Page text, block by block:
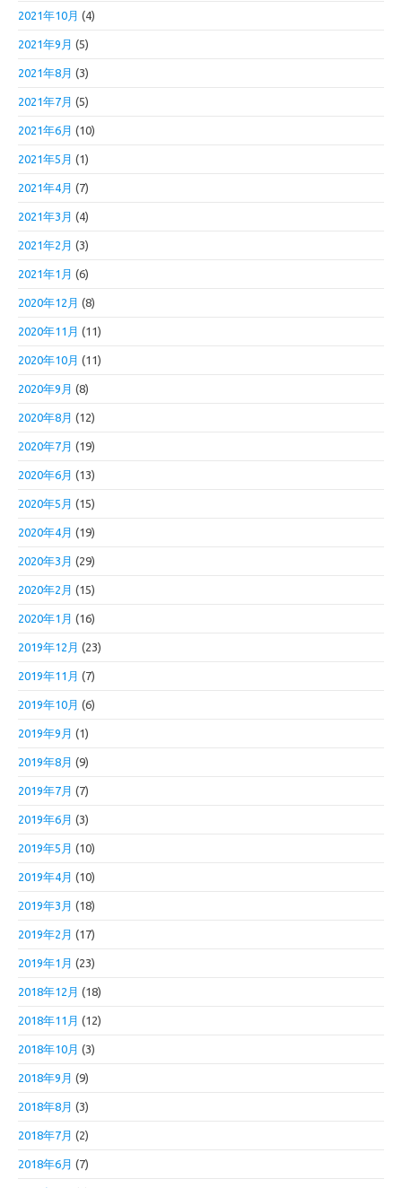
2021年10月 (4)
2021年9月 (5)
2021年8月 (3)
2021年7月 (5)
2021年6月 (10)
2021年5月 (1)
2021年4月 (7)
2021年3月 (4)
2021年2月 (3)
2021年1月 (6)
2020年12月 (8)
2020年11月 (11)
2020年10月 (11)
2020年9月 (8)
2020年8月 (12)
2020年7月 (19)
2020年6月 (13)
2020年5月 (15)
2020年4月 (19)
2020年3月 (29)
2020年2月 (15)
2020年1月 (16)
2019年12月 (23)
2019年11月 (7)
2019年10月 (6)
2019年9月 (1)
2019年8月 (9)
2019年7月 (7)
2019年6月 (3)
2019年5月 (10)
2019年4月 (10)
2019年3月 (18)
2019年2月 (17)
2019年1月 (23)
2018年12月 (18)
2018年11月 (12)
2018年10月 (3)
2018年9月 (9)
2018年8月 (3)
2018年7月 (2)
2018年6月 (7)